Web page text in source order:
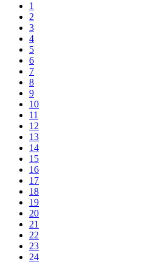
1
2
3
4
5
6
7
8
9
10
11
12
13
14
15
16
17
18
19
20
21
22
23
24